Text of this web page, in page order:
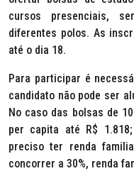
cursos presenciais,
diferentes polos. As
até o dia 18.
Para participar é
candidato não pode ser
No caso das bolsas de
per capita até R$
preciso ter renda
concorrer a 30%, renda